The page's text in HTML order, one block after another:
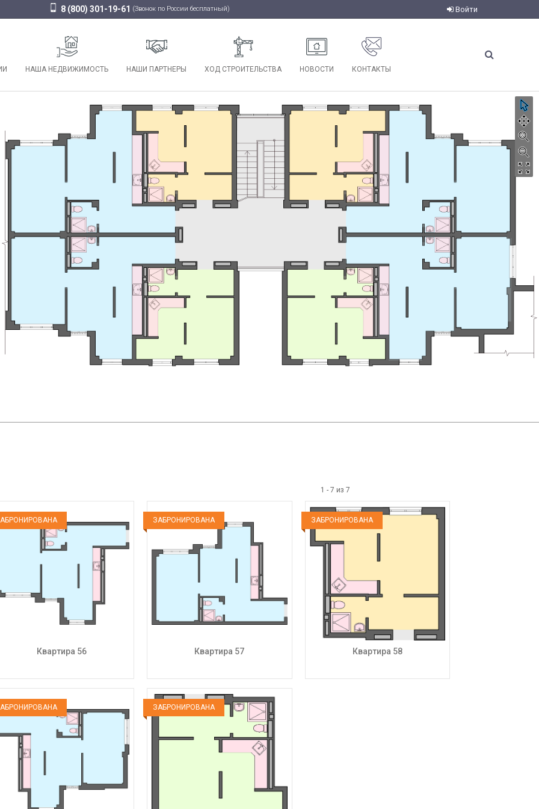
8 (800) 301-19-61 (Звонок по России бесплатный) Войти
НАША НЕДВИЖИМОСТЬ НАШИ ПАРТНЕРЫ ХОД СТРОИТЕЛЬСТВА НОВОСТИ КОНТАКТЫ
1 -7 из 7
Квартира 56
ЗАБРОНИРОВАНА
Квартира 57
ЗАБРОНИРОВАНА
Квартира 58
ЗАБРОНИРОВАНА